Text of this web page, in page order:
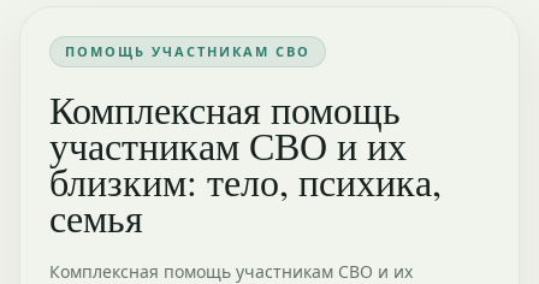
ПОМОЩЬ УЧАСТНИКАМ СВО
Комплексная помощь
участникам СВО и их
близким: тело, психика,
семья
Комплексная помощь участникам СВО и их